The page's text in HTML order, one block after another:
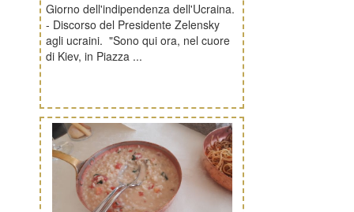
Giorno dell'indipendenza dell'Ucraina.
- Discorso del Presidente Zelensky
agli ucraini. "Sono qui ora, nel cuore
di Kiev, in Piazza ...